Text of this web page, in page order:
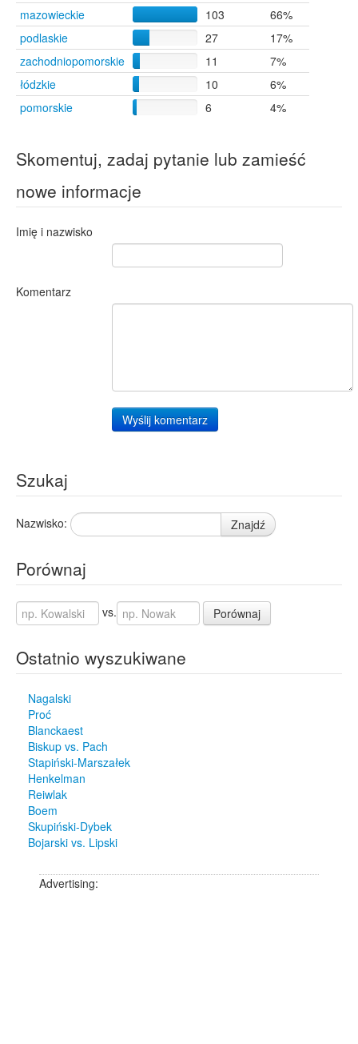
mazowieckie
103
66%
podlaskie
27
17%
zachodniopomorskie
11
7%
łódzkie
10
6%
pomorskie
6 4%
Skomentuj, zadaj pytanie lub zamieść
nowe informacje
Imię i nazwisko
Komentarz
Wyślij komentarz
Szukaj
Nazwisko: Znajdź
Porównaj
vs. Porównaj
Ostatnio wyszukiwane
Nagalski
Proć
Blanckaest
Biskup vs. Pach
Stapiński-Marszałek
Henkelman
Reiwlak
Boem
Skupiński-Dybek
Bojarski vs. Lipski
Advertising: